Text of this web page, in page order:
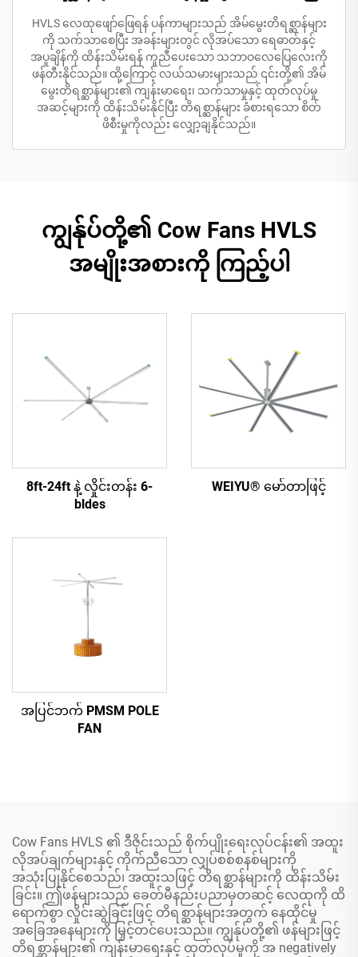
HVLS လေထုဖျော်ဖြေရန် ပန်ကာများသည် အိမ်မွေးတိရစ္ဆာန်များ
ကို သက်သာစေပြီး အခန်းများတွင် လိုအပ်သော ရေဓာတ်နှင့်
အပူချိန်ကို ထိန်းသိမ်းရန် ကူညီပေးသော သဘာဝလေပြေလေးကို
ဖန်တီးနိုင်သည်။ ထို့ကြောင့် လယ်သမားများသည် ၎င်းတို့၏ အိမ်
မွေးတိရစ္ဆာန်များ၏ ကျန်းမာရေး၊ သက်သာမှုနှင့် ထုတ်လုပ်မှု
အဆင့်များကို ထိန်းသိမ်းနိုင်ပြီး တိရစ္ဆာန်များ ခံစားရသော စိတ်
ဖိစီးမှုကိုလည်း လျှော့ချနိုင်သည်။
ကျွန်ုပ်တို့၏ Cow Fans HVLS
အမျိုးအစားကို ကြည့်ပါ
8ft-24ft နဲ့ လှိုင်းတန်း 6-
bldes
WEIYU® မော်တာဖြင့်
အပြင်ဘက် PMSM POLE
FAN
Cow Fans HVLS ၏ ဒီဇိုင်းသည် စိုက်ပျိုးရေးလုပ်ငန်း၏ အထူး
လိုအပ်ချက်များနှင့် ကိုက်ညီသော လျှပ်စစ်စနစ်များကို
အသုံးပြုနိုင်စေသည်၊ အထူးသဖြင့် တိရစ္ဆာန်များကို ထိန်းသိမ်း
ခြင်း။ ဤဖန်များသည် ခေတ်မီနည်းပညာမှတဆင့် လေထုကို ထိ
ရောက်စွာ လှိုင်းဆွဲခြင်းဖြင့် တိရစ္ဆာန်များအတွက် နေထိုင်မှု
အခြေအနေများကို မြှင့်တင်ပေးသည်။ ကျွန်ုပ်တို့၏ ဖန်များဖြင့်
တိရစ္ဆာန်များ၏ ကျန်းမာရေးနှင့် ထုတ်လုပ်မှုကို အ negatively